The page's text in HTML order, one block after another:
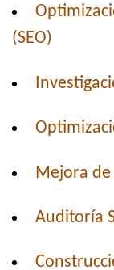
(SEO)
Mejora de
Auditoría